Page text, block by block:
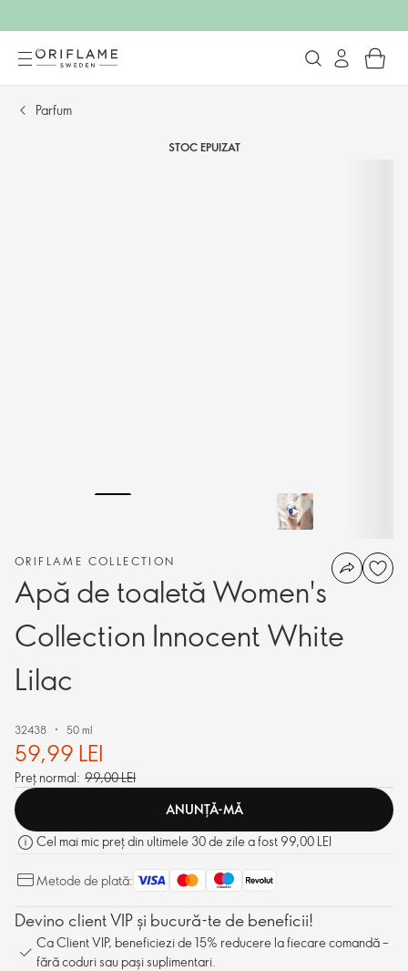
Parfum
STOC EPUIZAT
ORIFLAME COLLECTION
Apă de toaletă Women's
Collection Innocent White
Lilac
32438 50 ml
59,99 LEI
Preț normal: 99,00 LEI
ANUNȚĂ-MĂ
Cel mai mic preț din ultimele 30 de zile a fost 99,00 LEI
Metode de plată:
Devino client VIP și bucură-te de beneficii!
Ca Client VIP, beneficiezi de 15% reducere la fiecare comandă –
fără coduri sau pași suplimentari.